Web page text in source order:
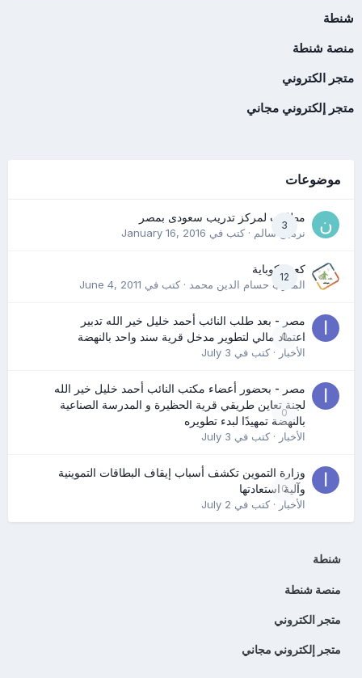
شنطة
منصة شنطة
متجر الكتروني
متجر إلكتروني مجاني
موضوعات
3
مطلوب لمركز تدريب سعودى بمصر
نرمين سالم· كتب في January 16, 2016
12
كعب كوباية
المدرب حسام الدين محمد· كتب في June 4, 2011
0
مصر - بعد طلب النائب أحمد خليل خير الله تدبير
اعتماد مالي لتطوير مدخل قرية سند واحد بالنهضة
الأخبار· كتب في July 3
0
مصر - بحضور أعضاء مكتب النائب أحمد خليل خير الله
لجنة تعاين طريقي قرية الحظيرة و المدرسة الصناعية
بالنهضة تمهيدًا لبدء تطويره
الأخبار· كتب في July 3
0
وزارة التموين تكشف أسباب إيقاف البطاقات التموينية
وآلية استعادتها
الأخبار· كتب في July 2
شنطة
منصة شنطة
متجر الكتروني
متجر إلكتروني مجاني